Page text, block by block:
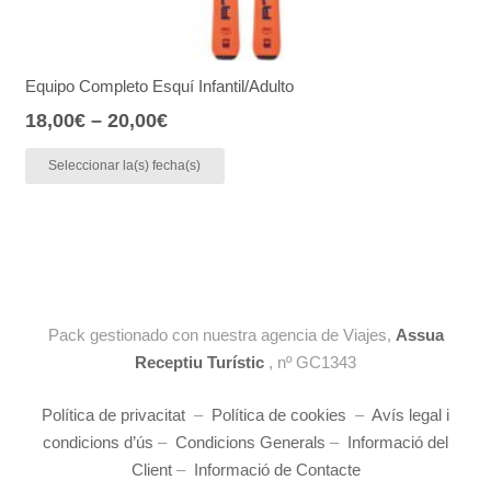
Equipo Completo Esquí Infantil/Adulto
18,00€– 20,00€
Seleccionar la(s) fecha(s)
Pack gestionado con nuestra agencia de Viajes, Assua
Receptiu Turístic , nº GC1343
Política de privacitat – Política de cookies – Avís legal i
condicions d’ús – Condicions Generals – Informació del
Client– Informació de Contacte